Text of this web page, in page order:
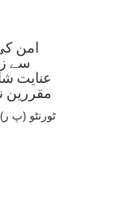
امن
سے
عنایت
مقررین
ٹورنٹو (پ